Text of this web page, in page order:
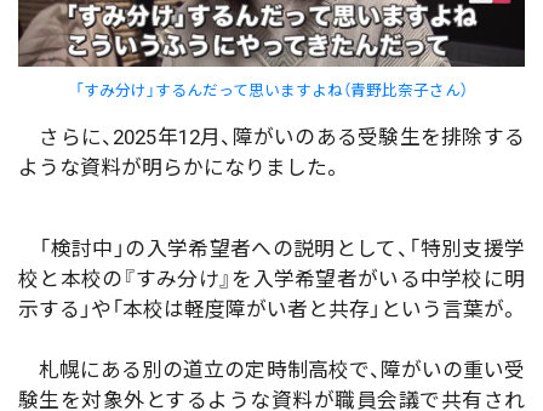
「すみ分け」するんだって思いますよね（青野比奈子さん）
さらに、2025年12月、障がいのある受験生を排除する
ような資料が明らかになりました。
「検討中」の入学希望者への説明として、「特別支援学
校と本校の『すみ分け』を入学希望者がいる中学校に明
示する」や「本校は軽度障がい者と共存」という言葉が。
札幌にある別の道立の定時制高校で、障がいの重い受
験生を対象外とするような資料が職員会議で共有され